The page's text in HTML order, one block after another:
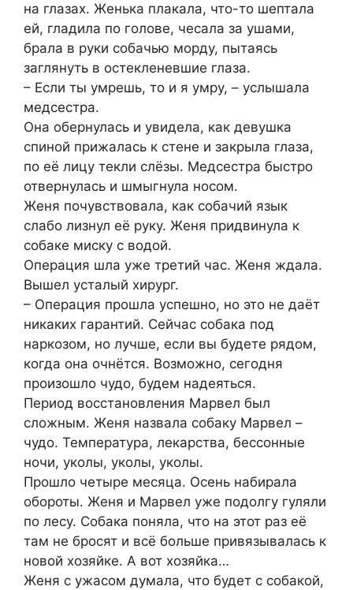
на глазах. Женька плакала, что-то шептала
ей, гладила по голове, чесала за ушами,
брала в руки собачью морду, пытаясь
заглянуть в остекленевшие глаза.
– Если ты умрешь, то и я умру, – услышала
медсестра.
Она обернулась и увидела, как девушка
спиной прижалась к стене и закрыла глаза,
по её лицу текли слёзы. Медсестра быстро
отвернулась и шмыгнула носом.
Женя почувствовала, как собачий язык
слабо лизнул её руку. Женя придвинула к
собаке миску с водой.
Операция шла уже третий час. Женя ждала.
Вышел усталый хирург.
– Операция прошла успешно, но это не даёт
никаких гарантий. Сейчас собака под
наркозом, но лучше, если вы будете рядом,
когда она очнётся. Возможно, сегодня
произошло чудо, будем надеяться.
Период восстановления Марвел был
сложным. Женя назвала собаку Марвел –
чудо. Температура, лекарства, бессонные
ночи, уколы, уколы, уколы.
Прошло четыре месяца. Осень набирала
обороты. Женя и Марвел уже подолгу гуляли
по лесу. Собака поняла, что на этот раз её
там не бросят и всё больше привязывалась к
новой хозяйке. А вот хозяйка…
Женя с ужасом думала, что будет с собакой,